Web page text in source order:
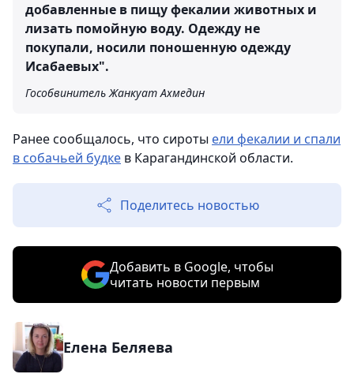
добавленные в пищу фекалии животных и
лизать помойную воду. Одежду не
покупали, носили поношенную одежду
Исабаевых".
Гособвинитель Жанкуат Ахмедин
Ранее сообщалось, что сироты ели фекалии и спали
в собачьей будке в Карагандинской области.
Поделитесь новостью
Добавить в Google, чтобы
читать новости первым
Елена Беляева